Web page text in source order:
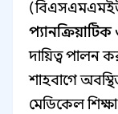
প্যানক্রিয়াটিক
দায়িত্ব পালন
শাহবাগে
মেডিকেল